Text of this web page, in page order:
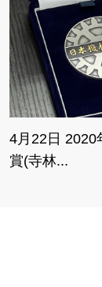
4月22日 2020
賞(寺林...